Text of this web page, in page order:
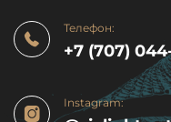
Телефон:
+7 (707)
Instagram: